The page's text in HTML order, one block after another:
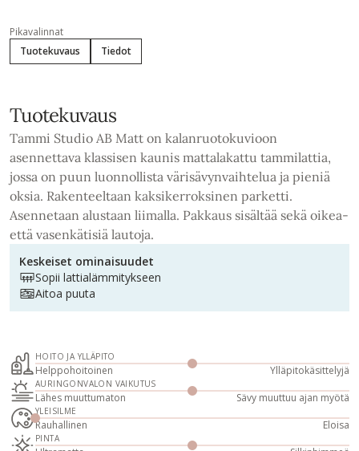
Pikavalinnat
Tuotekuvaus
Tiedot
Tuotekuvaus
Tammi Studio AB Matt on kalanruotokuvioon
asennettava klassisen kaunis mattalakattu tammilattia,
jossa on puun luonnollista värisävynvaihtelua ja pieniä
oksia. Rakenteeltaan kaksikerroksinen parketti.
Asennetaan alustaan liimalla. Pakkaus sisältää sekä oikea-
että vasenkätisiä lautoja.
Keskeiset ominaisuudet
Sopii lattialämmitykseen
Aitoa puuta
HOITO JA YLLÄPITO
Helppohoitoinen Ylläpitokäsittelyjä
AURINGONVALON VAIKUTUS
Lähes muuttumaton Sävy muuttuu ajan myötä
YLEISILME
Rauhallinen Eloisa
PINTA